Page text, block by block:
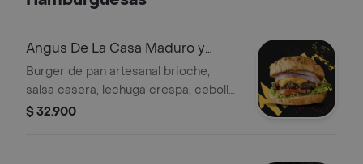
Angus De La Casa Maduro y
Tocineta
Burger de pan artesanal brioche,
salsa casera, lechuga crespa, cebolla
morada, tomate, carne angus,
$ 32.900